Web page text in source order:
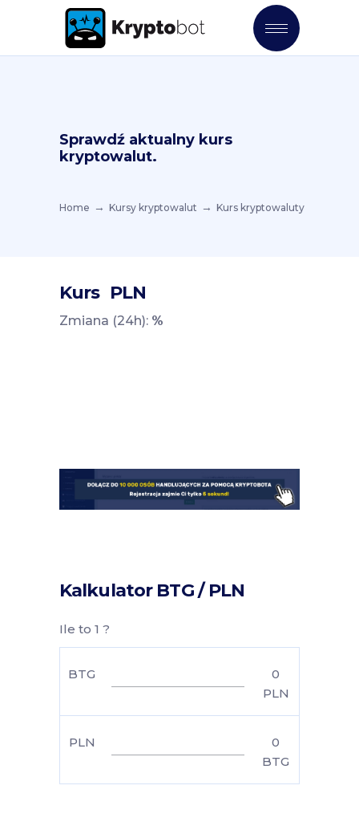
Sprawdź aktualny kurs
kryptowalut.
Home Kursy kryptowalut Kurs kryptowaluty
Kurs PLN
Zmiana (24h): %
Kalkulator BTG / PLN
Ile to 1 ?
BTG
0
PLN
PLN
0
BTG